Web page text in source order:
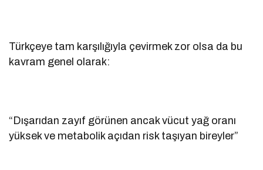
Türkçeye tam karşılığıyla çevirmek zor olsa da bu
kavram genel olarak:
“Dışarıdan zayıf görünen ancak vücut yağ oranı
yüksek ve metabolik açıdan risk taşıyan bireyler”